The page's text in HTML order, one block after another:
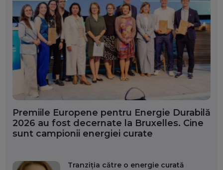
Premiile Europene pentru Energie Durabilă
2026 au fost decernate la Bruxelles. Cine
sunt campionii energiei curate
Tranziția către o energie curată